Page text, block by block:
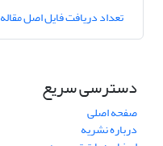
تعداد دریافت فایل اصل مقاله
دسترسی سریع
صفحه اصلی
درباره نشریه